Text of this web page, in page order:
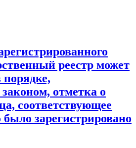
реестр может
отметка о
соответствующее
было зарегистрировано